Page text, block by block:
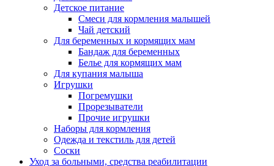
Детское питание
Смеси для кормления малышей
Чай детский
Для беременных и кормящих мам
Бандаж для беременных
Белье для кормящих мам
Для купания малыша
Игрушки
Погремушки
Прорезыватели
Прочие игрушки
Наборы для кормления
Одежда и текстиль для детей
Соски
Уход за больными, средства реабилитации